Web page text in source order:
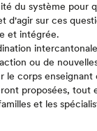
du système pour
d'agir sur ces
et intégrée.
ou de
le corps enseignant
proposées, tout
et les